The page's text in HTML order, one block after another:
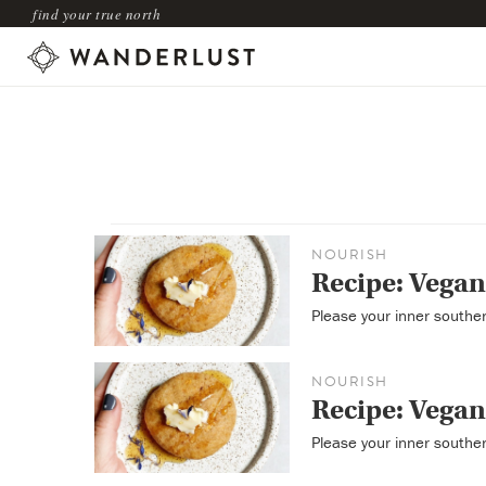
find your true north
NOURISH
Recipe:
Please your inner
NOURISH
Recipe:
Please your inner